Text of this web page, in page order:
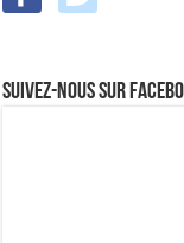
Suivez-nous sur